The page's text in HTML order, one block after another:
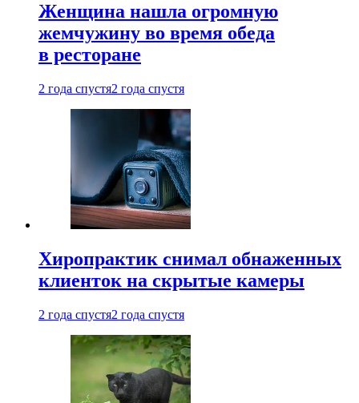
Женщина нашла огромную
жемчужину во время обеда
в ресторане
2 года спустя2 года спустя
Хиропрактик снимал обнаженных
клиенток на скрытые камеры
2 года спустя2 года спустя